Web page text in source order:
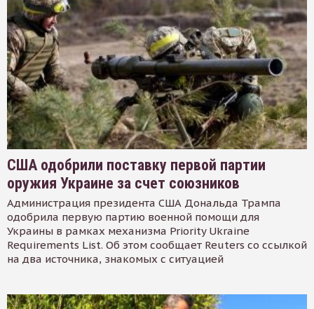
США одобрили поставку первой партии
оружия Украине за счет союзников
Администрация президента США Дональда Трампа
одобрила первую партию военной помощи для
Украины в рамках механизма Priority Ukraine
Requirements List. Об этом сообщает Reuters со ссылкой
на два источника, знакомых с ситуацией